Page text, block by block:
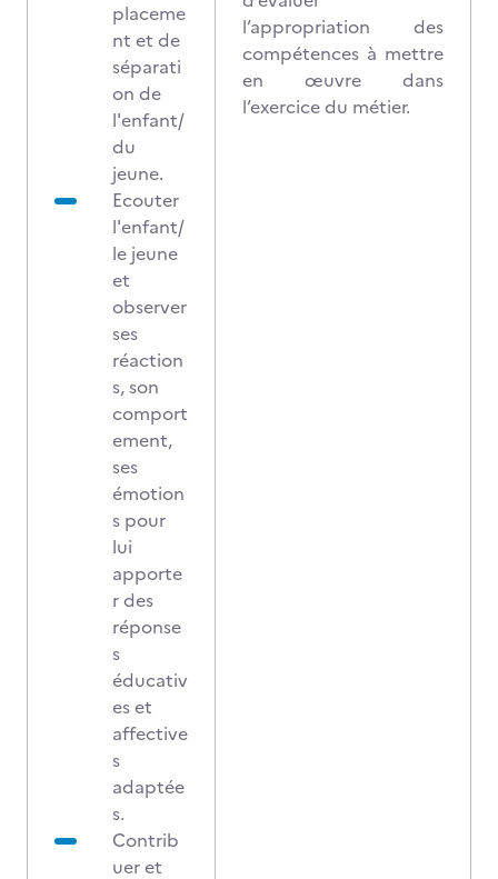
placeme
nt et de
séparati
on de
l'enfant/
du
jeune.
Ecouter
l'enfant/
le jeune
et
observer
ses
réaction
s, son
comport
ement,
ses
émotion
s pour
lui
apporte
r des
réponse
s
éducativ
es et
affective
s
adaptée
s.
Contrib
uer et
l’appropriation des
compétences à mettre
en œuvre dans
l’exercice du métier.